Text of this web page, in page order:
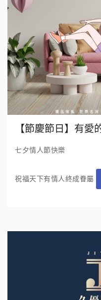
【節慶節日】有愛
七夕情人節快樂
祝福天下有情人終成眷屬